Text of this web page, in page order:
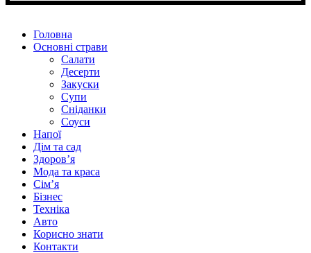
Головна
Основні страви
Салати
Десерти
Закуски
Супи
Сніданки
Соуси
Напої
Дім та сад
Здоровʼя
Мода та краса
Сімʼя
Бізнес
Техніка
Авто
Корисно знати
Контакти